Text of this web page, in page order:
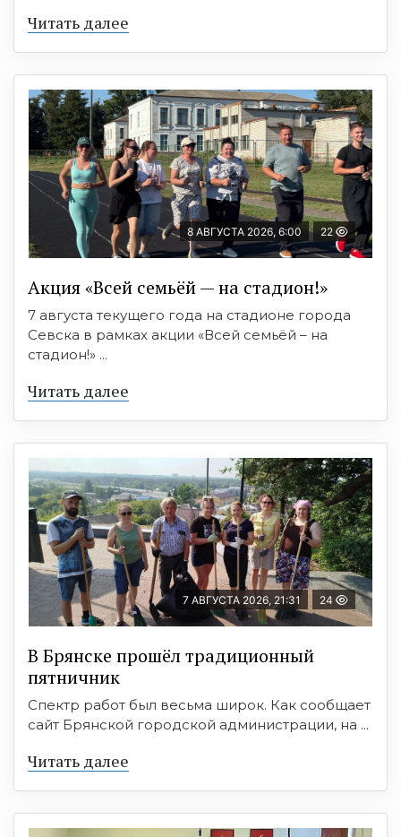
Читать далее
8 АВГУСТА 2026, 6:00 22
Акция «Всей семьёй — на стадион!»
7 августа текущего года на стадионе города
Севска в рамках акции «Всей семьёй – на
стадион!» ...
Читать далее
7 АВГУСТА 2026, 21:31 24
В Брянске прошёл традиционный
пятничник
Спектр работ был весьма широк. Как сообщает
сайт Брянской городской администрации, на ...
Читать далее